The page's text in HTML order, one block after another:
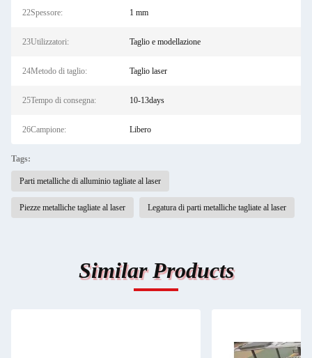
22Spessore: 1 mm
23Utilizzatori: Taglio e modellazione
24Metodo di taglio: Taglio laser
25Tempo di consegna: 10-13days
26Campione: Libero
Tags:
Parti metalliche di alluminio tagliate al laser
Piezze metalliche tagliate al laser Legatura di parti metalliche tagliate al laser
Similar Products